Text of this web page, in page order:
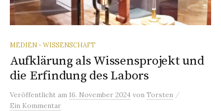
MEDIEN - WISSENSCHAFT
Aufklärung als Wissensprojekt und
die Erfindung des Labors
Veröffentlicht am 16. November 2024 von Torsten /
Ein Kommentar